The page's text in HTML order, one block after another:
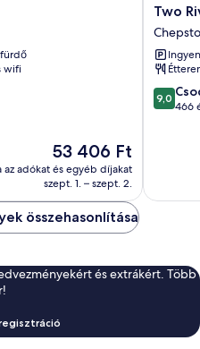
wifi
Az
ár
53 406 Ft
53 406 Ft
az adókat és egyéb díjakat
szept. 1. – szept. 2.
Two
Rivers,
by
Inns
Two
9.0
9,0
466
összehasonlítása
és extrákért. Több